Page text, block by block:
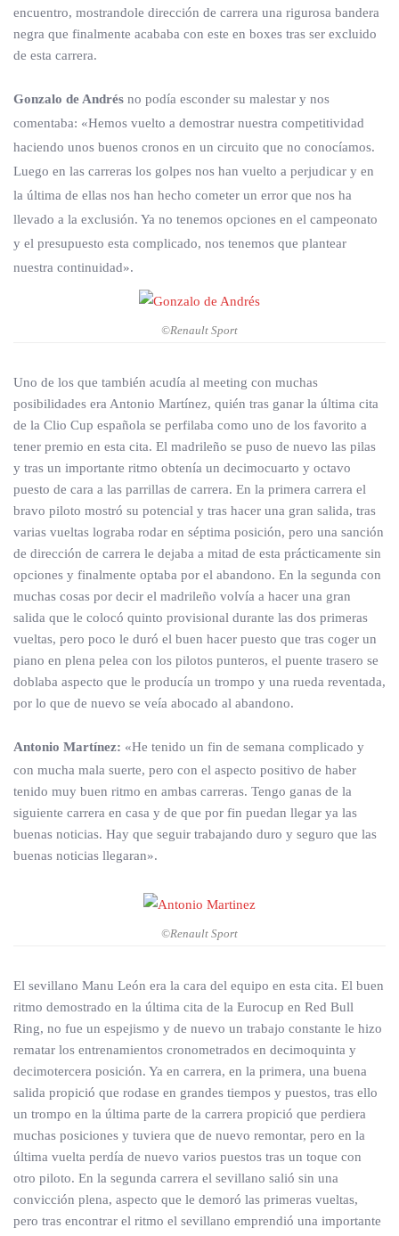
encuentro, mostrandole dirección de carrera una rigurosa bandera
negra que finalmente acababa con este en boxes tras ser excluido
de esta carrera.
Gonzalo de Andrés no podía esconder su malestar y nos
comentaba: «Hemos vuelto a demostrar nuestra competitividad
haciendo unos buenos cronos en un circuito que no conocíamos.
Luego en las carreras los golpes nos han vuelto a perjudicar y en
la última de ellas nos han hecho cometer un error que nos ha
llevado a la exclusión. Ya no tenemos opciones en el campeonato
y el presupuesto esta complicado, nos tenemos que plantear
nuestra continuidad».
©Renault Sport
Uno de los que también acudía al meeting con muchas
posibilidades era Antonio Martínez, quién tras ganar la última cita
de la Clio Cup española se perfilaba como uno de los favorito a
tener premio en esta cita. El madrileño se puso de nuevo las pilas
y tras un importante ritmo obtenía un decimocuarto y octavo
puesto de cara a las parrillas de carrera. En la primera carrera el
bravo piloto mostró su potencial y tras hacer una gran salida, tras
varias vueltas lograba rodar en séptima posición, pero una sanción
de dirección de carrera le dejaba a mitad de esta prácticamente sin
opciones y finalmente optaba por el abandono. En la segunda con
muchas cosas por decir el madrileño volvía a hacer una gran
salida que le colocó quinto provisional durante las dos primeras
vueltas, pero poco le duró el buen hacer puesto que tras coger un
piano en plena pelea con los pilotos punteros, el puente trasero se
doblaba aspecto que le producía un trompo y una rueda reventada,
por lo que de nuevo se veía abocado al abandono.
Antonio Martínez: «He tenido un fin de semana complicado y
con mucha mala suerte, pero con el aspecto positivo de haber
tenido muy buen ritmo en ambas carreras. Tengo ganas de la
siguiente carrera en casa y de que por fin puedan llegar ya las
buenas noticias. Hay que seguir trabajando duro y seguro que las
buenas noticias llegaran».
©Renault Sport
El sevillano Manu León era la cara del equipo en esta cita. El buen
ritmo demostrado en la última cita de la Eurocup en Red Bull
Ring, no fue un espejismo y de nuevo un trabajo constante le hizo
rematar los entrenamientos cronometrados en decimoquinta y
decimotercera posición. Ya en carrera, en la primera, una buena
salida propició que rodase en grandes tiempos y puestos, tras ello
un trompo en la última parte de la carrera propició que perdiera
muchas posiciones y tuviera que de nuevo remontar, pero en la
última vuelta perdía de nuevo varios puestos tras un toque con
otro piloto. En la segunda carrera el sevillano salió sin una
convicción plena, aspecto que le demoró las primeras vueltas,
pero tras encontrar el ritmo el sevillano emprendió una importante